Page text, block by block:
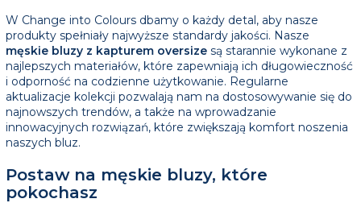
W Change into Colours dbamy o każdy detal, aby nasze
produkty spełniały najwyższe standardy jakości. Nasze
męskie bluzy z kapturem oversize są starannie wykonane z
najlepszych materiałów, które zapewniają ich długowieczność
i odporność na codzienne użytkowanie. Regularne
aktualizacje kolekcji pozwalają nam na dostosowywanie się do
najnowszych trendów, a także na wprowadzanie
innowacyjnych rozwiązań, które zwiększają komfort noszenia
naszych bluz.
Postaw na męskie bluzy, które
pokochasz